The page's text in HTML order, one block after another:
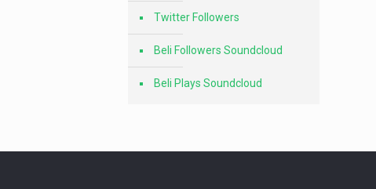
Twitter Followers
Beli Followers Soundcloud
Beli Plays Soundcloud